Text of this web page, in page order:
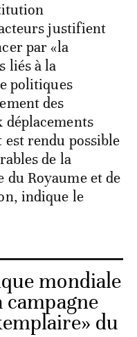
justifient
par «la
liés à la
politiques
des
rendu possible
de la
Royaume et de
indique le
mondiale
campagne
du